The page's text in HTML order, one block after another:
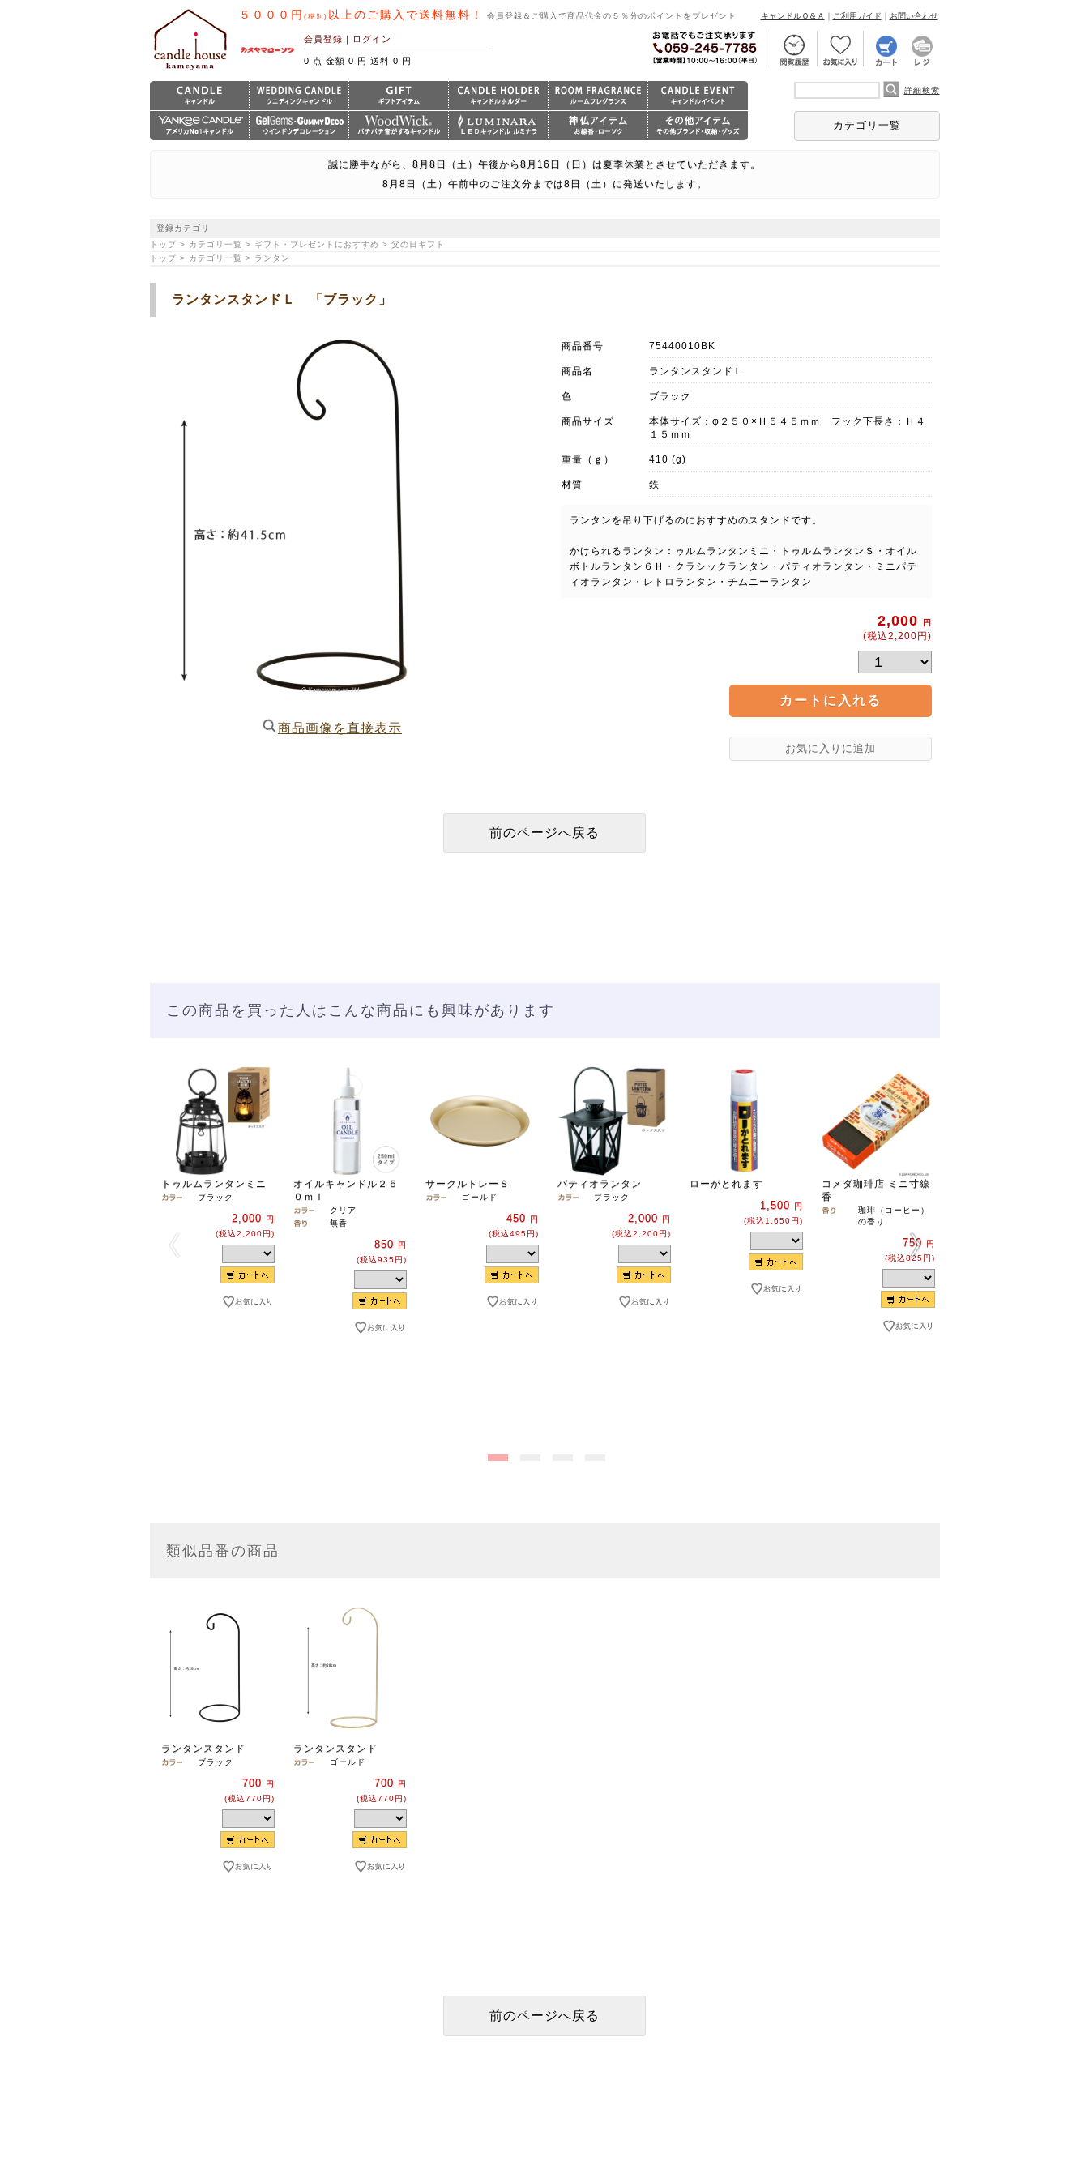
５０００円 (税別) 以上のご購入で送料無料！ 会員登録＆ご購入で商品代金の５％分のポイントをプレゼント キャンドルＱ＆Ａ ｜ ご利用ガイド ｜ お問い合わせ
会員登録 ｜ ログイン
0 点 金額 0 円 送料 0 円
詳細検索
カテゴリ一覧
誠に勝手ながら、8月8日（土）午後から8月16日（日）は夏季休業とさせていただきます。
8月8日（土）午前中のご注文分までは8日（土）に発送いたします。
登録カテゴリ
トップ > カテゴリ一覧 > ギフト・プレゼントにおすすめ > 父の日ギフト
トップ > カテゴリ一覧 > ランタン
ランタンスタンドＬ 「ブラック」
商品画像を直接表示
商品番号 75440010BK
商品名 ランタンスタンドＬ
色 ブラック
商品サイズ
本体サイズ：φ２５０×Ｈ５４５ｍｍ フック下長さ：Ｈ４
１５ｍｍ
重量（ｇ） 410 (g)
材質 鉄
ランタンを吊り下げるのにおすすめのスタンドです。
かけられるランタン：ゥルムランタンミニ・トゥルムランタンＳ・オイル
ボトルランタン６Ｈ・クラシックランタン・パティオランタン・ミニパテ
ィオランタン・レトロランタン・チムニーランタン
2,000 円
(税込2,200円)
この商品を買った人はこんな商品にも興味があります
トゥルムランタンミニ
ブラック
2,000
円
(税込2,200円)
オイルキャンドル２５
０ｍｌ
クリア
無香
850
円
(税込935円)
サークルトレーＳ
ゴールド
450
円
(税込495円)
パティオランタン
ブラック
2,000
円
(税込2,200円)
ローがとれます
1,500
円
(税込1,650円)
コメダ珈琲店 ミニ寸線
香
珈琲（コーヒー）
の香り
750
円
(税込825円)
類似品番の商品
ランタンスタンド
ブラック
700
円
(税込770円)
ランタンスタンド
ゴールド
700
円
(税込770円)